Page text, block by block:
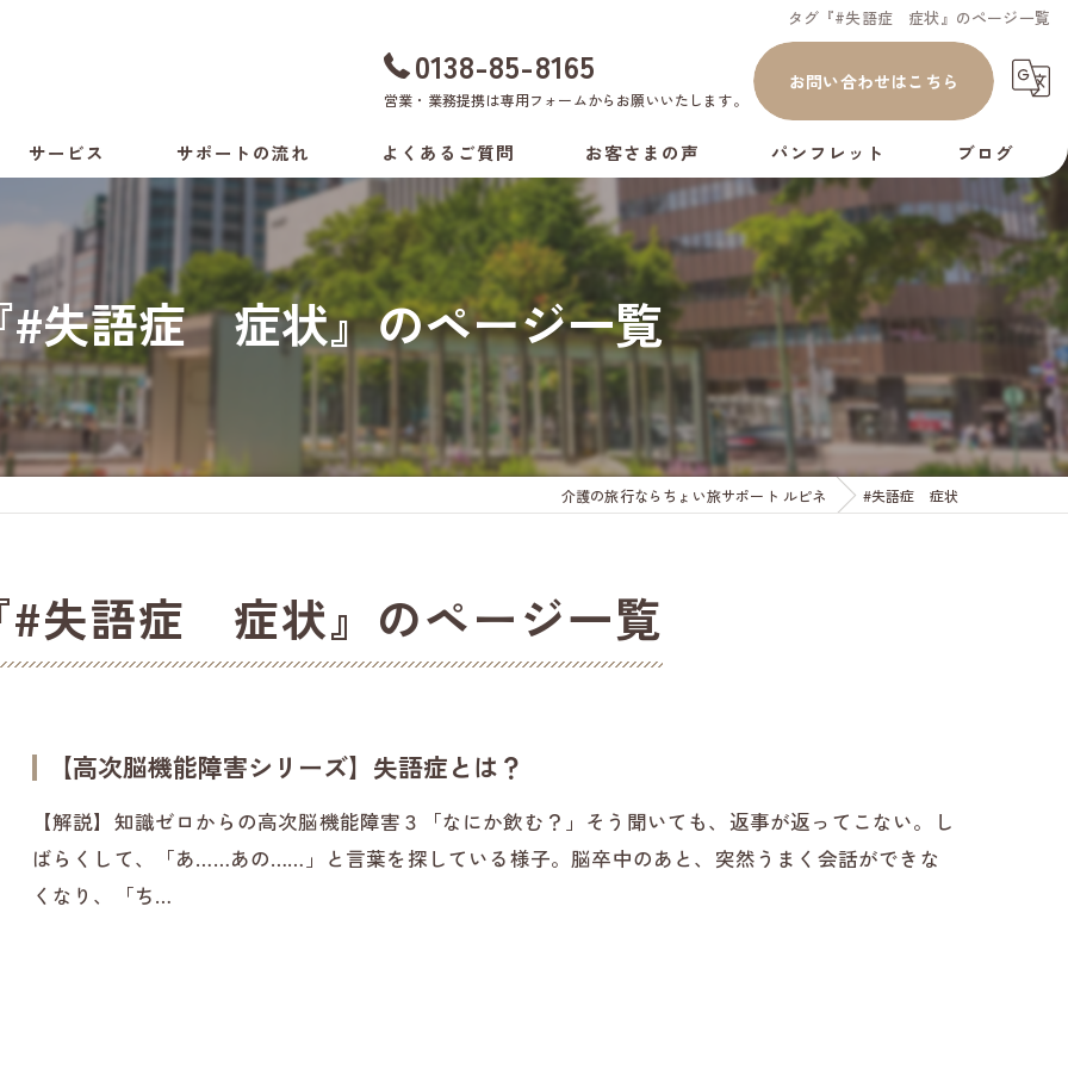
タグ『#失語症 症状』のページ一覧
0138-85-8165
営業・業務提携は専用フォームからお願いいたします。
お問い合わせはこちら
サービス
ちょい旅サポート
付き添いサービス
介助方法の相談
生活環境の相談
病院の付き添いサービス
健康支援サービス
サポートの流れ
料金表
よくあるご質問 お客さまの声 パンフレット ブログ
コラム
#失語症 症状』のページ一覧
介護の旅行ならちょい旅サポート ルピネ #失語症 症状
#失語症 症状』のページ一覧
【高次脳機能障害シリーズ】失語症とは？
【解説】知識ゼロからの高次脳機能障害３「なにか飲む？」そう聞いても、返事が返ってこない。し
ばらくして、「あ……あの……」と言葉を探している様子。脳卒中のあと、突然うまく会話ができな
くなり、「ち…